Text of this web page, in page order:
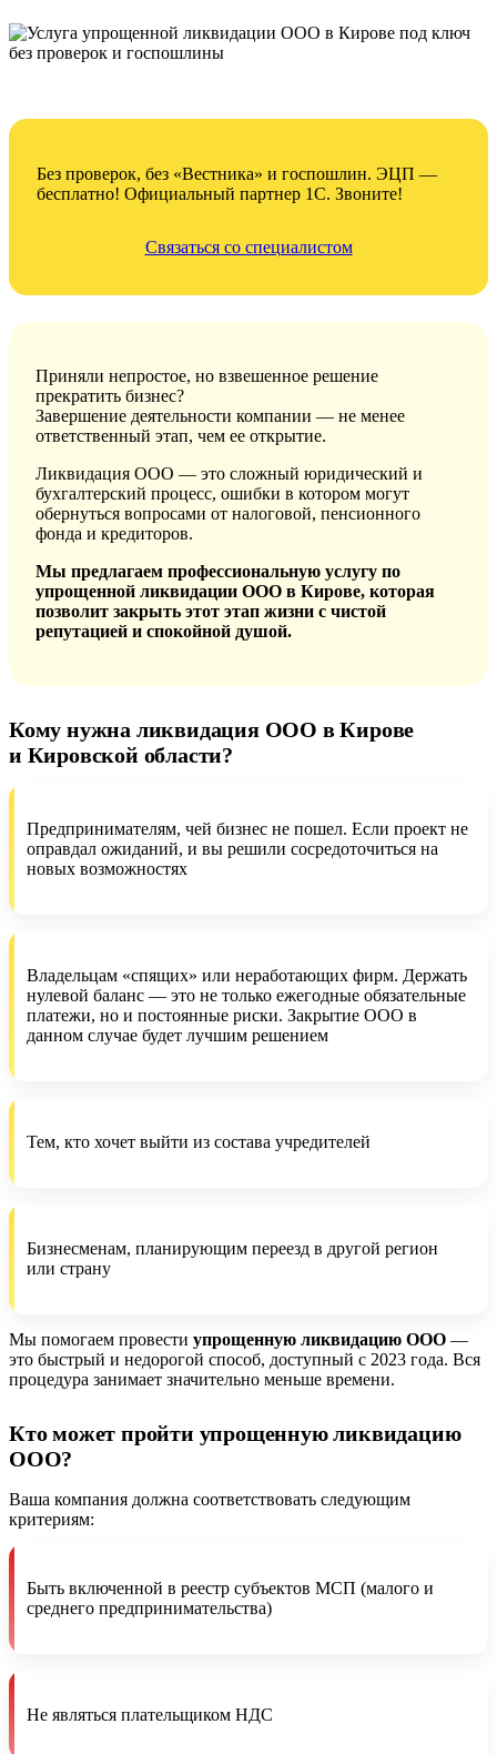
Без проверок, без «Вестника» и госпошлин. ЭЦП —
бесплатно! Официальный партнер 1С. Звоните!
Связаться со специалистом
Приняли непростое, но взвешенное решение
прекратить бизнес?
Завершение деятельности компании — не менее
ответственный этап, чем ее открытие.
Ликвидация ООО — это сложный юридический и
бухгалтерский процесс, ошибки в котором могут
обернуться вопросами от налоговой, пенсионного
фонда и кредиторов.
Мы предлагаем профессиональную услугу по
упрощенной ликвидации ООО в Кирове, которая
позволит закрыть этот этап жизни с чистой
репутацией и спокойной душой.
Кому нужна ликвидация ООО в Кирове
и Кировской области?
Предпринимателям, чей бизнес не пошел. Если проект не
оправдал ожиданий, и вы решили сосредоточиться на
новых возможностях
Владельцам «спящих» или неработающих фирм. Держать
нулевой баланс — это не только ежегодные обязательные
платежи, но и постоянные риски. Закрытие ООО в
данном случае будет лучшим решением
Тем, кто хочет выйти из состава учредителей
Бизнесменам, планирующим переезд в другой регион
или страну
Мы помогаем провести упрощенную ликвидацию ООО —
это быстрый и недорогой способ, доступный с 2023 года. Вся
процедура занимает значительно меньше времени.
Кто может пройти упрощенную ликвидацию
ООО?
Ваша компания должна соответствовать следующим
критериям:
Быть включенной в реестр субъектов МСП (малого и
среднего предпринимательства)
Не являться плательщиком НДС